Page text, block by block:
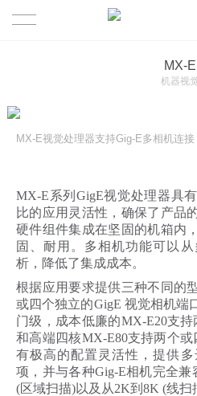
MX-E
机器视
MX-E视觉处理器支持Gig-E多相机连
MX-E系列GigE视觉处理器具
比的应用灵活性，确保了产品
硬件组件集成在坚固的机箱内
固、耐用。多相机功能可以
析，降低了集成成本。
根据应用要求提供三种不同的
或四个独立的GigE 视觉相机端
门级，成本低廉的MX-E20支
和高端四核MX-E80支持两个
有极高的配置灵活性，提供
项，并与各种Gig-E相机完全
(区域扫描)以及从2K到8K (线扫
工业读码器
机器视觉
传感器
RFID射频识别
其他
解决方案
物流行业
MILO介绍
联系迈洛